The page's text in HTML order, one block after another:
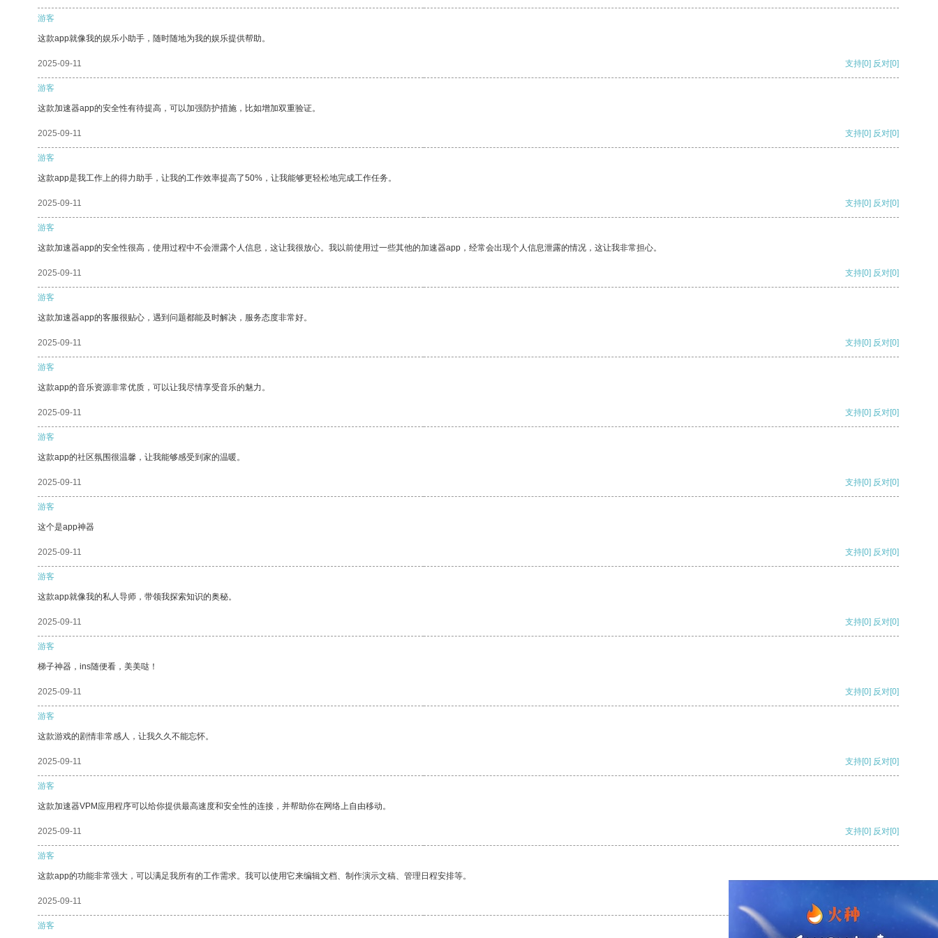
游客
这款app就像我的娱乐小助手，随时随地为我的娱乐提供帮助。
2025-09-11 支持[0] 反对[0]
游客
这款加速器app的安全性有待提高，可以加强防护措施，比如增加双重验证。
2025-09-11 支持[0] 反对[0]
游客
这款app是我工作上的得力助手，让我的工作效率提高了50%，让我能够更轻松地完成工作任务。
2025-09-11 支持[0] 反对[0]
游客
这款加速器app的安全性很高，使用过程中不会泄露个人信息，这让我很放心。我以前使用过一些其他的加速器app，经常会出现个人信息泄露的情况，这让我非常担心。
2025-09-11 支持[0] 反对[0]
游客
这款加速器app的客服很贴心，遇到问题都能及时解决，服务态度非常好。
2025-09-11 支持[0] 反对[0]
游客
这款app的音乐资源非常优质，可以让我尽情享受音乐的魅力。
2025-09-11 支持[0] 反对[0]
游客
这款app的社区氛围很温馨，让我能够感受到家的温暖。
2025-09-11 支持[0] 反对[0]
游客
这个是app神器
2025-09-11 支持[0] 反对[0]
游客
这款app就像我的私人导师，带领我探索知识的奥秘。
2025-09-11 支持[0] 反对[0]
游客
梯子神器，ins随便看，美美哒！
2025-09-11 支持[0] 反对[0]
游客
这款游戏的剧情非常感人，让我久久不能忘怀。
2025-09-11 支持[0] 反对[0]
游客
这款加速器VPM应用程序可以给你提供最高速度和安全性的连接，并帮助你在网络上自由移动。
2025-09-11 支持[0] 反对[0]
游客
这款app的功能非常强大，可以满足我所有的工作需求。我可以使用它来编辑文档、制作演示文稿、管理日程安排等。
2025-09-11
游客